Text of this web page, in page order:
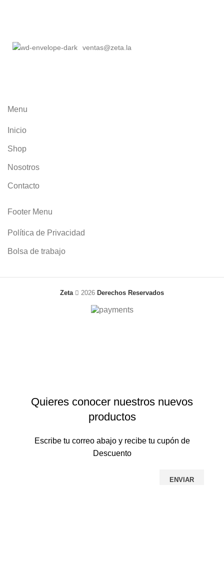
ventas@zeta.la
Menu
Inicio
Shop
Nosotros
Contacto
Footer Menu
Política de Privacidad
Bolsa de trabajo
Zeta 2026 Derechos Reservados
Quieres conocer nuestros nuevos
productos
Escribe tu correo abajo y recibe tu cupón de
Descuento